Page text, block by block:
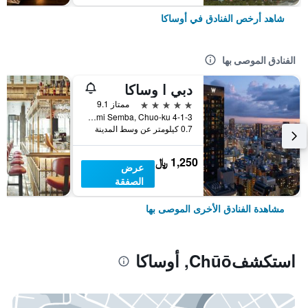
شاهد أرخص الفنادق في أوساكا
الفنادق الموصى بها
دبي ا وساكا
5 نجوم
ممتاز 9.1
4-1-3 Minami Semba, Chuo-ku, أوساكا, اليابان
0.7 كيلومتر عن وسط المدينة
1,250 ﷼
عرض
الصفقة
مشاهدة الفنادق الأخرى الموصى بها
استكشفChūō, أوساكا